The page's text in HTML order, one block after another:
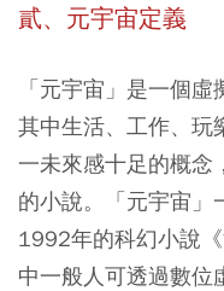
貳、元宇宙定義
「元宇宙」是一個
其中生活、工作、玩
一未來感十足的概念
的小說。「元宇宙」
1992年的科幻小說
中一般人可透過數位